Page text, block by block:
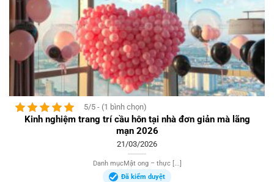
5/5 - (1 bình chọn)
Kinh nghiệm trang trí cầu hôn tại nhà đơn giản mà lãng
mạn 2026
21/03/2026
Danh mụcMật ong – thực [...]
Đã kiểm duyệt